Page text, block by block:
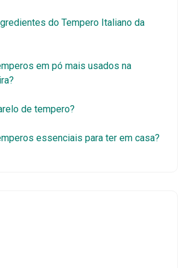
do Tempero Italiano da
em pó mais usados na
de tempero?
essenciais para ter em casa?